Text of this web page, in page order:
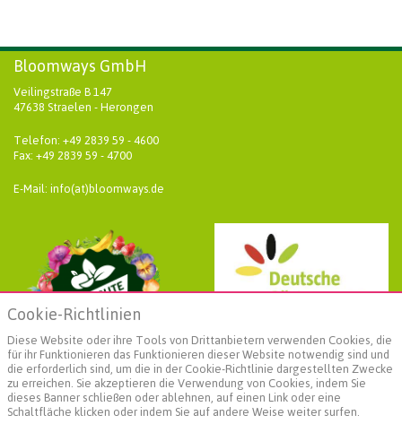
Bloomways GmbH
Veilingstraße B 147
47638 Straelen - Herongen
Telefon: +49 2839 59 - 4600
Fax: +49 2839 59 - 4700
E-Mail: info(at)bloomways.de
Weiterführende Informationen
Cookie-Richtlinien
Diese Website oder ihre Tools von Drittanbietern verwenden Cookies, die
für ihr Funktionieren das Funktionieren dieser Website notwendig sind und
die erforderlich sind, um die in der Cookie-Richtlinie dargestellten Zwecke
zu erreichen. Sie akzeptieren die Verwendung von Cookies, indem Sie
dieses Banner schließen oder ablehnen, auf einen Link oder eine
Schaltfläche klicken oder indem Sie auf andere Weise weiter surfen.